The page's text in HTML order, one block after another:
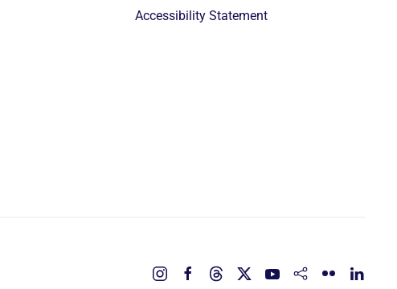
Accessibility Statement